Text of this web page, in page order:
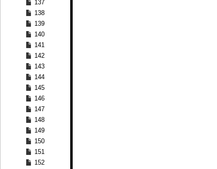
137
138
139
140
141
142
143
144
145
146
147
148
149
150
151
152